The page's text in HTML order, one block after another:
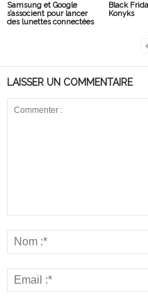
Samsung et Google
s’associent pour lancer
des lunettes connectées
Black
Konyks
LAISSER UN COMMENTAIRE